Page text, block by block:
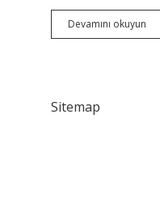
Devamını okuyun
Açı
Sitemap